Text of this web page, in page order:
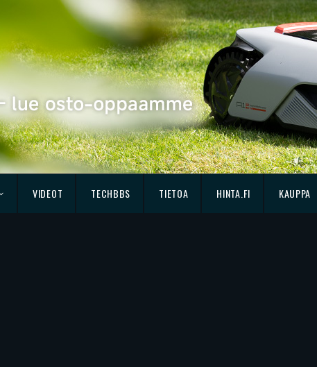
VIDEOT TECHBBS TIETOA HINTA.FI KAUPPA